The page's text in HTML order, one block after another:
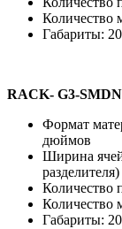
Количество
Габариты:
RACK- G3-
Формат
дюймов
Ширина
разделителя)
Количество
Количество
Габариты: